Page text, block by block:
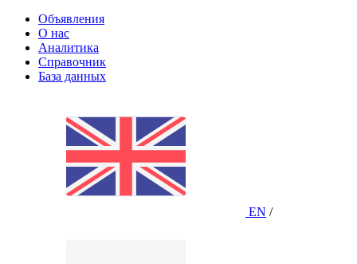
Объявления
О нас
Аналитика
Справочник
База данных
EN /